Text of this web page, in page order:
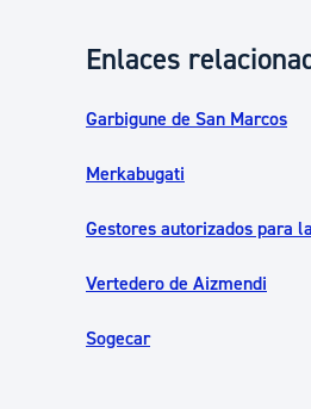
Enlaces
Garbigune de San Marcos
Merkabugati
Gestores autorizados para
Vertedero de Aizmendi
Sogecar